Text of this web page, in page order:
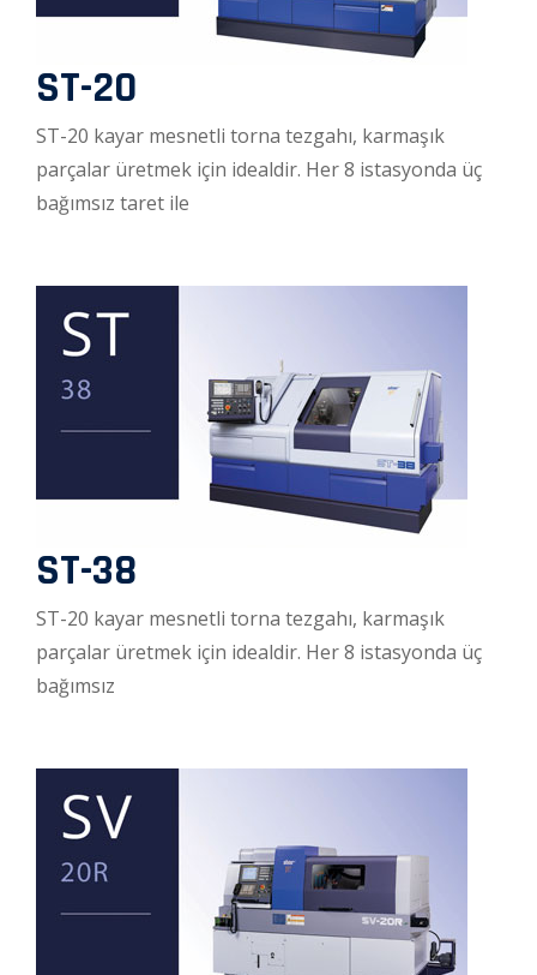
ST-20
ST-20 kayar mesnetli torna tezgahı, karmaşık
parçalar üretmek için idealdir. Her 8 istasyonda üç
bağımsız taret ile
ST-38
ST-20 kayar mesnetli torna tezgahı, karmaşık
parçalar üretmek için idealdir. Her 8 istasyonda üç
bağımsız